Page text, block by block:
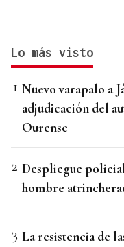
Lo más visto
Nuevo varapalo a
adjudicación del
Ourense
Despliegue
hombre
La resistencia de